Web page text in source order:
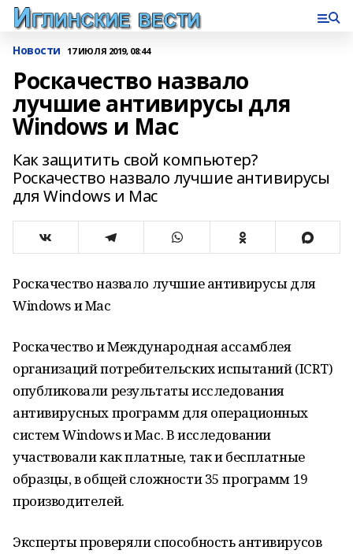
Новости 17 ИЮЛЯ 2019, 08:44
Роскачество назвало
лучшие антивирусы для
Windows и Mac
Как защитить свой компьютер?
Роскачество назвало лучшие антивирусы
для Windows и Mac
Роскачество назвало лучшие антивирусы для
Windows и Mac
Роскачество и Международная ассамблея
организаций потребительских испытаний (ICRT)
опубликовали результаты исследования
антивирусных программ для операционных
систем Windows и Mac. В исследовании
участвовали как платные, так и бесплатные
образцы, в общей сложности 35 программ 19
производителей.
Эксперты проверяли способность антивирусов